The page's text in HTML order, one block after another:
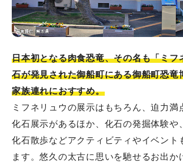
日本初となる肉食恐竜、その名も「ミフ
石が発見された御船町にある御船町恐竜
家族連れにおすすめ。
ミフネリュウの展示はもちろん、迫力満
化石展示があるほか、化石の発掘体験や
化石散歩などアクティビティやイベント
ます。悠久の太古に思いを馳せるお出か